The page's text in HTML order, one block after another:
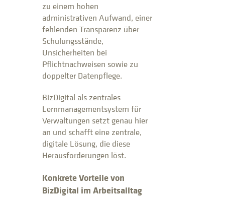
zu einem hohen
administrativen Aufwand, einer
fehlenden Transparenz über
Schulungsstände,
Unsicherheiten bei
Pflichtnachweisen sowie zu
doppelter Datenpflege.
BizDigital als zentrales
Lernmanagementsystem für
Verwaltungen setzt genau hier
an und schafft eine zentrale,
digitale Lösung, die diese
Herausforderungen löst.
Konkrete Vorteile von
BizDigital im Arbeitsalltag